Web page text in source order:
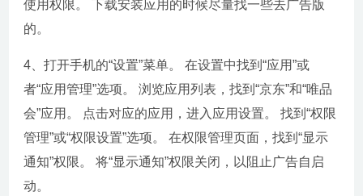
使用权限。 下载安装应用的时候尽量找一些去广告版
的。
4、打开手机的“设置”菜单。 在设置中找到“应用”或
者“应用管理”选项。 浏览应用列表，找到“京东”和“唯品
会”应用。 点击对应的应用，进入应用设置。 找到“权限
管理”或“权限设置”选项。 在权限管理页面，找到“显示
通知”权限。 将“显示通知”权限关闭，以阻止广告自启
动。